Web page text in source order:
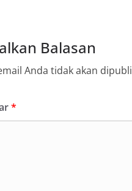
Balasan
Anda tidak akan
*